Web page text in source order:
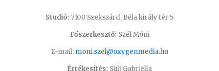
Studió: 7100 Szekszárd, Béla király tér 5.
Főszerkesztő: Szél Móni
E-mail: moni.szel@oxygenmedia.hu
Értékesítés: Süli Gabriella